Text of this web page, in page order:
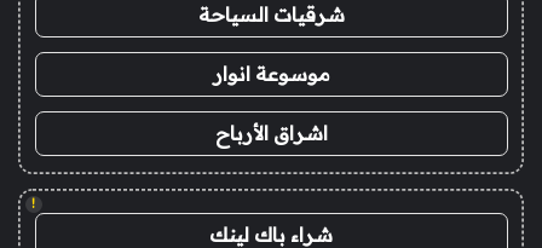
شرقيات السياحة
موسوعة انوار
اشراق الأرباح
!
شراء باك لينك